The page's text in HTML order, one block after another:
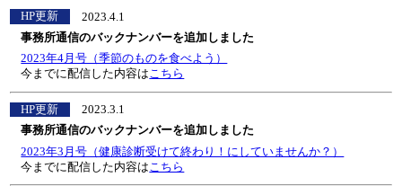
HP更新
2023.4.1
事務所通信のバックナンバーを追加しました
2023年4月号（季節のものを食べよう）
今までに配信した内容はこちら
HP更新
2023.3.1
事務所通信のバックナンバーを追加しました
2023年3月号（健康診断受けて終わり！にしていませんか？）
今までに配信した内容は こちら